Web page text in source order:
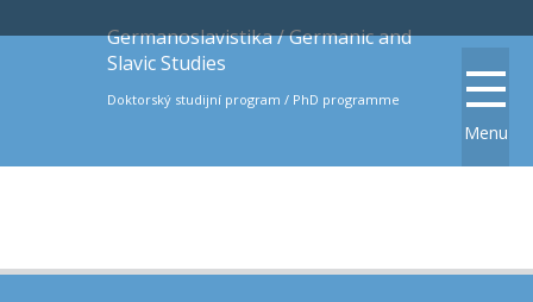
Germanoslavistika / Germanic and
Slavic Studies
Doktorský studijní program / PhD programme
Menu